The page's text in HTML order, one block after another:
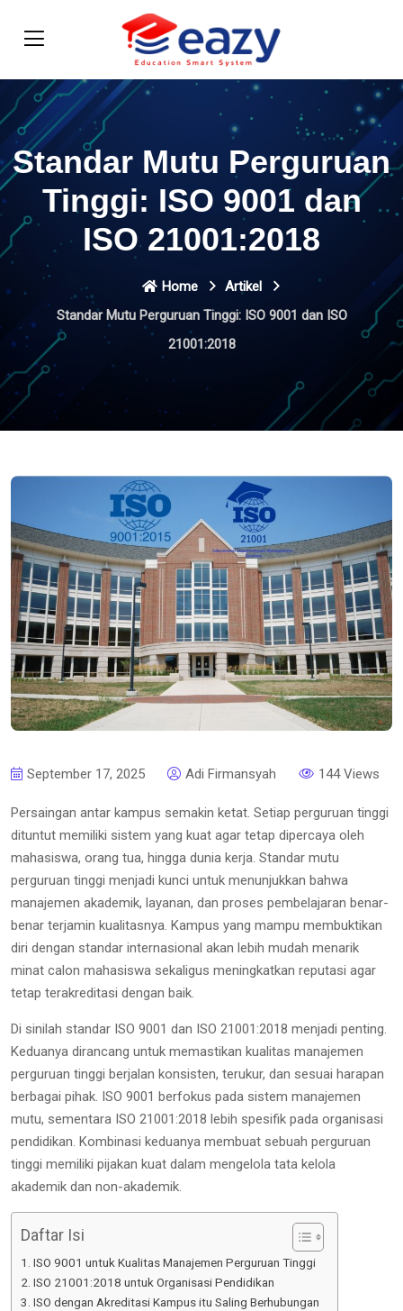
Standar Mutu Perguruan
Tinggi: ISO 9001 dan
ISO 21001:2018
Home
Artikel
Standar Mutu Perguruan Tinggi: ISO 9001 dan ISO
21001:2018
September 17, 2025 Adi Firmansyah 144 Views
Persaingan antar kampus semakin ketat. Setiap perguruan tinggi
dituntut memiliki sistem yang kuat agar tetap dipercaya oleh
mahasiswa, orang tua, hingga dunia kerja. Standar mutu
perguruan tinggi menjadi kunci untuk menunjukkan bahwa
manajemen akademik, layanan, dan proses pembelajaran benar-
benar terjamin kualitasnya. Kampus yang mampu membuktikan
diri dengan standar internasional akan lebih mudah menarik
minat calon mahasiswa sekaligus meningkatkan reputasi agar
tetap terakreditasi dengan baik.
Di sinilah standar ISO 9001 dan ISO 21001:2018 menjadi penting.
Keduanya dirancang untuk memastikan kualitas manajemen
perguruan tinggi berjalan konsisten, terukur, dan sesuai harapan
berbagai pihak. ISO 9001 berfokus pada sistem manajemen
mutu, sementara ISO 21001:2018 lebih spesifik pada organisasi
pendidikan. Kombinasi keduanya membuat sebuah perguruan
tinggi memiliki pijakan kuat dalam mengelola tata kelola
akademik dan non-akademik.
Daftar Isi
ISO 9001 untuk Kualitas Manajemen Perguruan Tinggi
ISO 21001:2018 untuk Organisasi Pendidikan
ISO dengan Akreditasi Kampus itu Saling Berhubungan